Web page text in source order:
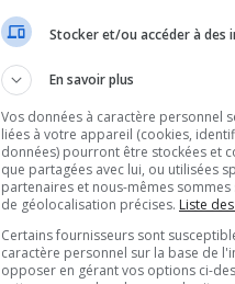
Stocker et/ou accéder à des
En savoir plus
Vos données à caractère personnel
liées à votre appareil (cookies,
données) pourront être stockées et
que partagées avec lui, ou utilisées
partenaires et nous-mêmes
de géolocalisation précises. Liste
Certains fournisseurs sont
caractère personnel sur la base de
opposer en gérant vos options ci-